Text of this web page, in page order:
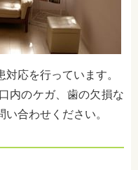
応を行っています。
内のケガ、歯の欠損な
合わせください。